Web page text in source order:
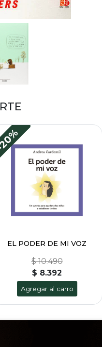
EL PODER DE MI VOZ
$ 10.490
$ 8.392
Agregar al carro